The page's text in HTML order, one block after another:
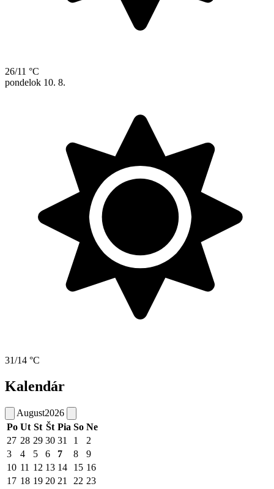
26/11 °C
pondelok 10. 8.
31/14 °C
Kalendár
August2026
Po Ut St Št Pia So Ne
27 28 29 30 31 1
2
3
4 5 6 7 8
9
10 11 12 13 14 15 16
17 18 19 20 21 22 23